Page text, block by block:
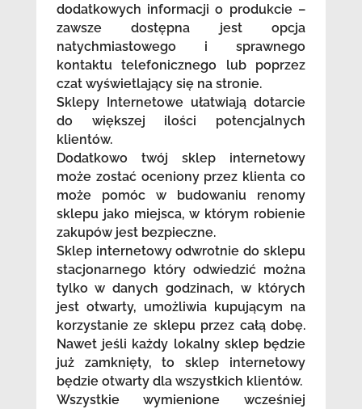
dodatkowych informacji o produkcie –
zawsze dostępna jest opcja
natychmiastowego i sprawnego
kontaktu telefonicznego lub poprzez
czat wyświetlający się na stronie.
Sklepy Internetowe ułatwiają dotarcie
do większej ilości potencjalnych
klientów.
Dodatkowo twój sklep internetowy
może zostać oceniony przez klienta co
może pomóc w budowaniu renomy
sklepu jako miejsca, w którym robienie
zakupów jest bezpieczne.
Sklep internetowy odwrotnie do sklepu
stacjonarnego który odwiedzić można
tylko w danych godzinach, w których
jest otwarty, umożliwia kupującym na
korzystanie ze sklepu przez całą dobę.
Nawet jeśli każdy lokalny sklep będzie
już zamknięty, to sklep internetowy
będzie otwarty dla wszystkich klientów.
Wszystkie wymienione wcześniej